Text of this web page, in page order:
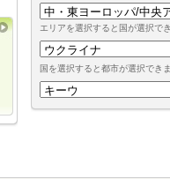
エリアを選択すると国が選択で
国を選択すると都市が選択でき